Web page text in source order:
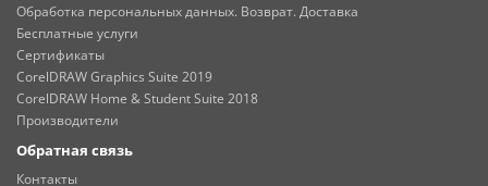
Обработка персональных данных. Возврат. Доставка
Бесплатные услуги
Сертификаты
CorelDRAW Graphics Suite 2019
CorelDRAW Home & Student Suite 2018
Производители
Обратная связь
Контакты